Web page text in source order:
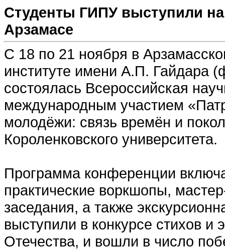
Студенты ГИПУ выступили
Арзамасе
С 18 по 21 ноября в
институте имени А.П. Гайдара
состоялась Всероссийская
международным участием
молодёжи: связь времён и
Короленковского университета.
Программа конференции
практические воркшопы,
заседания, а также
выступили в конкурсе стихов
Отечества, и вошли в число